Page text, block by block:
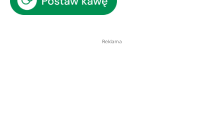
Reklama